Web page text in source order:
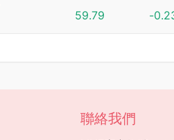
59.79 -
聯絡我們